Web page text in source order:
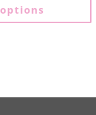
options